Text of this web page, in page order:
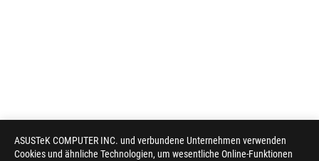
ASUSTeK COMPUTER INC. und verbundene Unternehmen verwenden
Cookies und ähnliche Technologien, um wesentliche Online-Funktionen